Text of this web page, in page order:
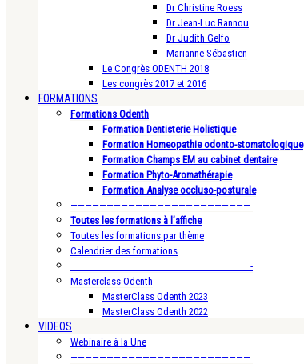
Dr Christine Roess
Dr Jean-Luc Rannou
Dr Judith Gelfo
Marianne Sébastien
Le Congrès ODENTH 2018
Les congrès 2017 et 2016
FORMATIONS
Formations Odenth
Formation Dentisterie Holistique
Formation Homeopathie odonto-stomatologique
Formation Champs EM au cabinet dentaire
Formation Phyto-Aromathérapie
Formation Analyse occluso-posturale
—————————————————————————-
Toutes les formations à l’affiche
Toutes les formations par thème
Calendrier des formations
—————————————————————————-
Masterclass Odenth
MasterClass Odenth 2023
MasterClass Odenth 2022
VIDEOS
Webinaire à la Une
—————————————————————————-